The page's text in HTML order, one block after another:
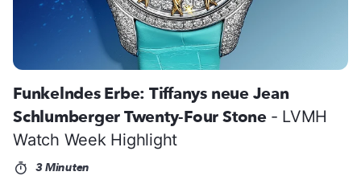
Funkelndes Erbe: Tiffanys neue Jean
Schlumberger Twenty-Four Stone - LVMH
Watch Week Highlight
3 Minuten